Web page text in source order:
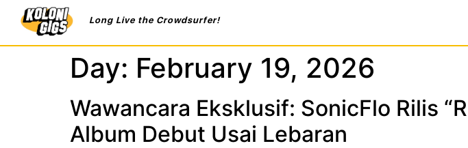
Long Live the Crowdsurfer!
Day: February 19, 2026
Wawancara Eksklusif: SonicFlo Rilis
Album Debut Usai Lebaran